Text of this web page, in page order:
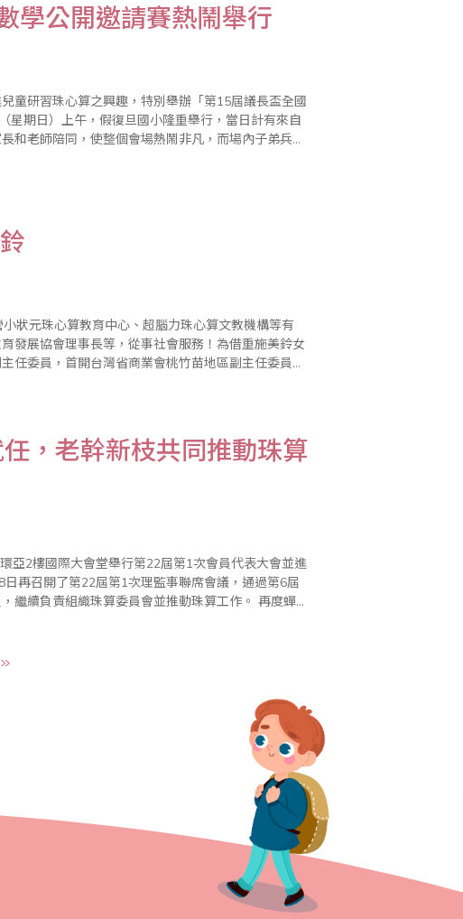
學公開邀請賽熱鬧舉行
童研習珠心算之興趣，特別舉辦「第15屆議長盃全國
星期日）上午，假復旦國小隆重舉行，當日計有來自
和老師陪同，使整個會場熱鬧非凡，而場內子弟兵參
狀元珠心算教育中心、超腦力珠心算文教機構等有
發展協會理事長等，從事社會服務！為借重施美鈴女
任委員，首開台灣省商業會桃竹苗地區副主任委員的
，老幹新枝共同推動珠算
亞2樓國際大會堂舉行第22屆第1次會員代表大會並進
再召開了第22屆第1次理監事聯席會議，通過第6屆
負責組織珠算委員會並推動珠算工作。 再度蟬聯